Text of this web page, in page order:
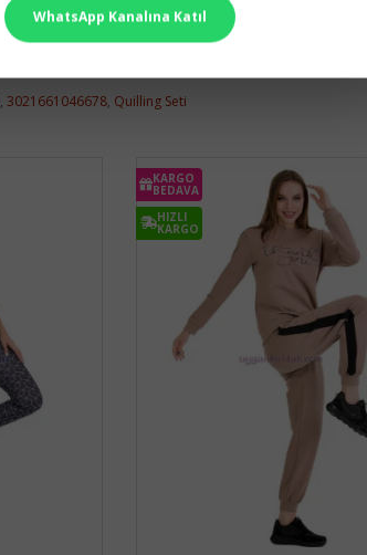
, 3021661046678, Quilling Seti
KARGO
BEDAVA
HIZLI
KARGO
WhatsApp Kanalına Katıl